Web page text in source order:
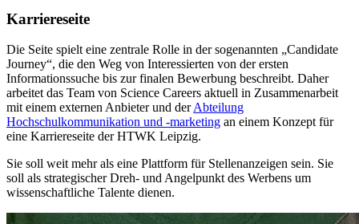
Karriereseite
Die Seite spielt eine zentrale Rolle in der sogenannten „Candidate
Journey“, die den Weg von Interessierten von der ersten
Informationssuche bis zur finalen Bewerbung beschreibt. Daher
arbeitet das Team von Science Careers aktuell in Zusammenarbeit
mit einem externen Anbieter und derAbteilung
Hochschulkommunikation und -marketing an einem Konzept für
eine Karriereseite der HTWK Leipzig.
Sie soll weit mehr als eine Plattform für Stellenanzeigen sein. Sie
soll als strategischer Dreh- und Angelpunkt des Werbens um
wissenschaftliche Talente dienen.